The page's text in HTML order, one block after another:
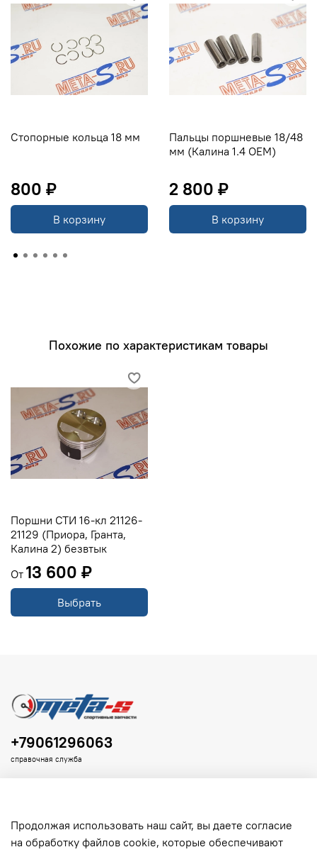
Стопорные кольца 18 мм
800 ₽
В корзину
Пальцы поршневые 18/48
мм (Калина 1.4 ОЕМ)
2 800 ₽
В корзину
Похожие по характеристикам товары
Поршни СТИ 16-кл 21126-
21129 (Приора, Гранта,
Калина 2) безвтык
От 13 600 ₽
Выбрать
+79061296063
справочная служба
Продолжая использовать наш сайт, вы даете согласие
на обработку файлов cookie, которые обеспечивают